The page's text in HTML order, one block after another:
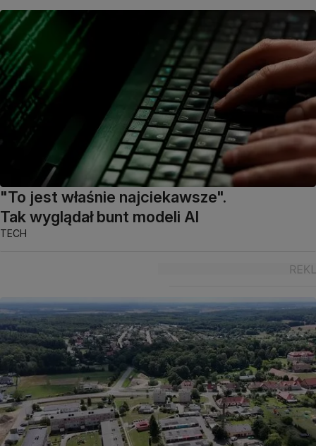
"To jest właśnie najciekawsze".
Tak wyglądał bunt modeli AI
TECH